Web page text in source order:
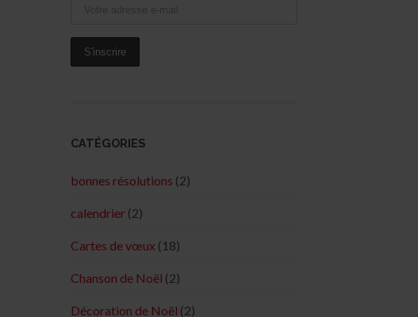
CATÉGORIES
bonnes résolutions (2)
calendrier (2)
Cartes de vœux (18)
Chanson de Noël (2)
Décoration de Noël (2)